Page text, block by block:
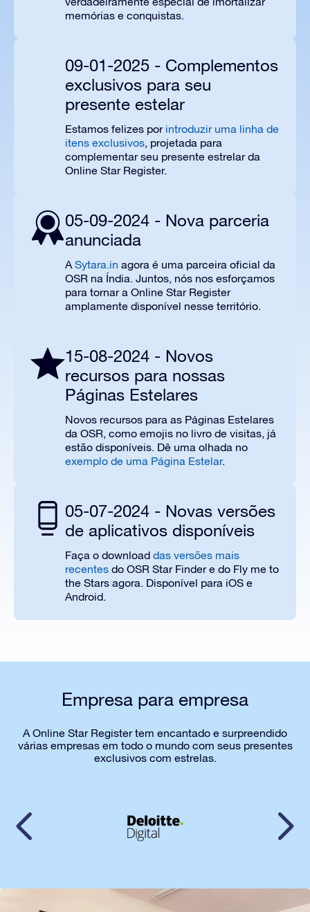
memórias e conquistas.
09-01-2025 - Complementos
exclusivos para seu
presente estelar
Estamos felizes por introduzir uma linha de
itens exclusivos, projetada para
complementar seu presente estrelar da
Online Star Register.
05-09-2024 - Nova parceria
anunciada
A Sytara.in agora é uma parceira oficial da
OSR na Índia. Juntos, nós nos esforçamos
para tornar a Online Star Register
amplamente disponível nesse território.
15-08-2024 - Novos
recursos para nossas
Páginas Estelares
Novos recursos para as Páginas Estelares
da OSR, como emojis no livro de visitas, já
estão disponíveis. Dê uma olhada no
exemplo de uma Página Estelar.
05-07-2024 - Novas versões
de aplicativos disponíveis
Faça o download das versões mais
recentes do OSR Star Finder e do Fly me to
the Stars agora. Disponível para iOS e
Android.
Empresa para empresa
A Online Star Register tem encantado e surpreendido
várias empresas em todo o mundo com seus presentes
exclusivos com estrelas.